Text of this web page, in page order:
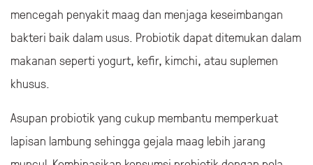
mencegah penyakit maag dan menjaga keseimbangan
bakteri baik dalam usus. Probiotik dapat ditemukan dalam
makanan seperti yogurt, kefir, kimchi, atau suplemen
khusus.
Asupan probiotik yang cukup membantu memperkuat
lapisan lambung sehingga gejala maag lebih jarang